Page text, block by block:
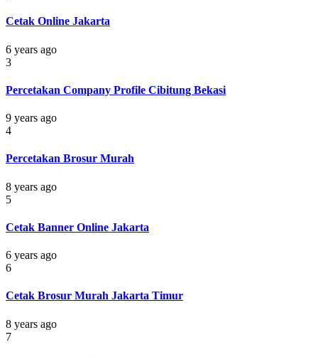
Cetak Online Jakarta
6 years ago
3
Percetakan Company Profile Cibitung Bekasi
9 years ago
4
Percetakan Brosur Murah
8 years ago
5
Cetak Banner Online Jakarta
6 years ago
6
Cetak Brosur Murah Jakarta Timur
8 years ago
7